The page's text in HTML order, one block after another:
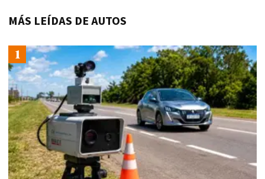
MÁS LEÍDAS DE AUTOS